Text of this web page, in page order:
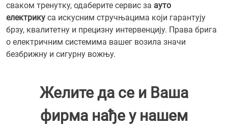
сваком тренутку, одаберите сервис за ауто
електрику са искусним стручњацима који гарантују
брзу, квалитетну и прецизну интервенцију. Права брига
о електричним системима вашег возила значи
безбрижну и сигурну вожњу.
Желите да се и Ваша
фирма нађе у нашем